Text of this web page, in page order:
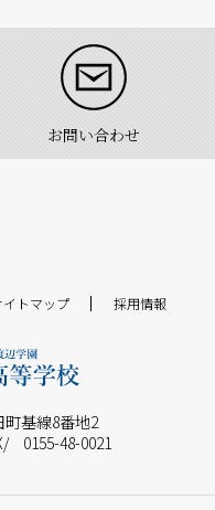
ーグ 第2節
ーグ 開幕戦
ました！
大会出場！
お問い合わせ
イトマップ 採用情報
基線8番地2
0155-48-0021